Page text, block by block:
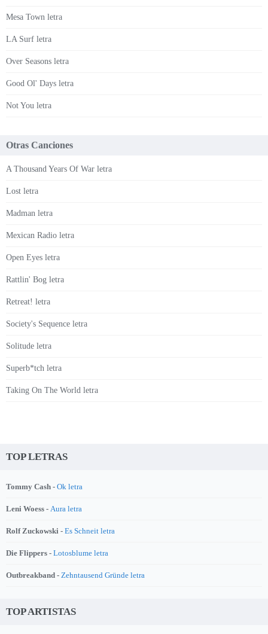
Mesa Town letra
LA Surf letra
Over Seasons letra
Good Ol' Days letra
Not You letra
Otras Canciones
A Thousand Years Of War letra
Lost letra
Madman letra
Mexican Radio letra
Open Eyes letra
Rattlin' Bog letra
Retreat! letra
Society's Sequence letra
Solitude letra
Superb*tch letra
Taking On The World letra
TOP LETRAS
Tommy Cash - Ok letra
Leni Woess - Aura letra
Rolf Zuckowski - Es Schneit letra
Die Flippers - Lotosblume letra
Outbreakband - Zehntausend Gründe letra
TOP ARTISTAS